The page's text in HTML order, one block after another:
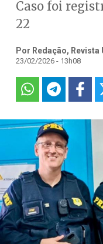
Caso foi
22
Por Redação, Revista
23/02/2026 - 13h08